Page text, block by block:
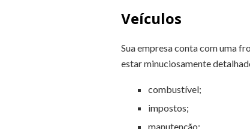
Veículos
Sua empresa conta com uma
estar minuciosamente
combustível;
impostos;
manutenção;